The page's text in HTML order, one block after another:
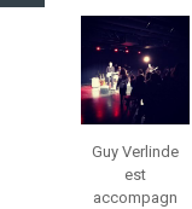
jeunessesmusical
eslg
Jan 31
Guy Verlinde
est
accompagn